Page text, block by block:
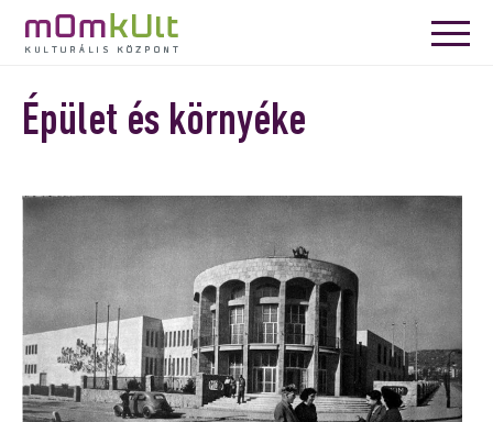
Épület és környéke